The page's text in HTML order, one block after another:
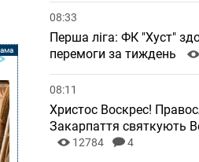
08:33
Перша ліга: ФК "Хуст"
перемоги за тиждень
08:11
Христос Воскрес!
Закарпаття святкують
12784 4